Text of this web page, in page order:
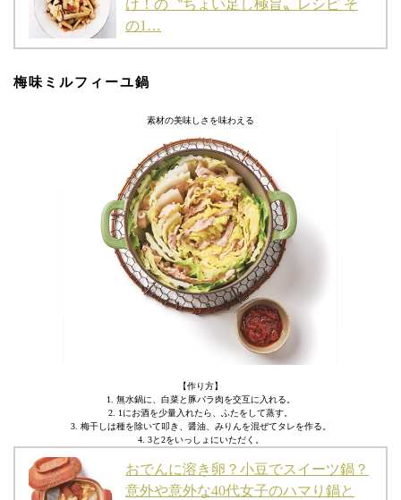
け！の〝ちょい足し極旨〟レシピ そ
の1…
梅味ミルフィーユ鍋
素材の美味しさを味わえる
【作り方】
1. 無水鍋に、白菜と豚バラ肉を交互に入れる。
2. 1にお酒を少量入れたら、ふたをして蒸す。
3. 梅干しは種を除いて叩き、醤油、みりんを混ぜてタレを作る。
4. 3と2をいっしょにいただく。
おでんに溶き卵？小豆でスイーツ鍋？
意外や意外な40代女子のハマり鍋と